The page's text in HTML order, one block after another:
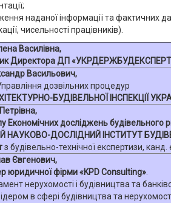
наданої інформації та фактичних
чисельності працівників).
Василівна,
Директора ДП
Васильович,
дозвільних процедур
БУДІВЕЛЬНОЇ ІНСПЕКЦІЇ
Економічних досліджень
ДОСЛІДНИЙ ІНСТИТУТ
з будівельно-технічної експертизи, канд.
Євгенович,
юридичної фірми «KPD Consulting»
нерухомості і будівництва та
в сфері будівництва та